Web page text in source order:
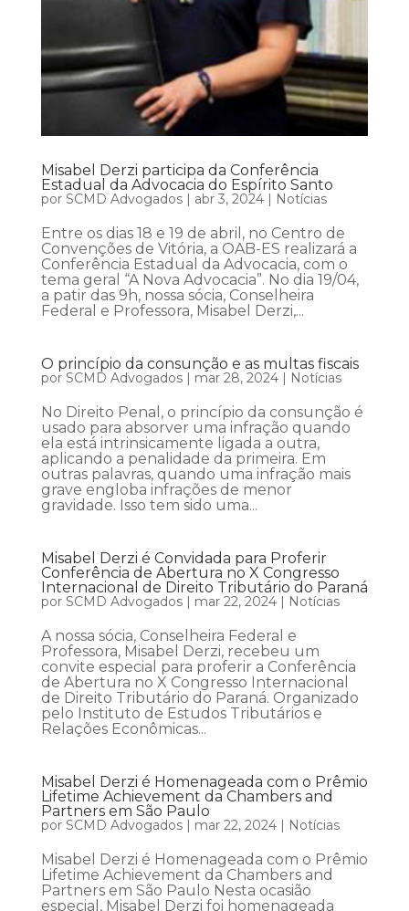
Misabel Derzi participa da Conferência
Estadual da Advocacia do Espírito Santo
por SCMD Advogados| abr 3, 2024| Notícias
Entre os dias 18 e 19 de abril, no Centro de
Convenções de Vitória, a OAB-ES realizará a
Conferência Estadual da Advocacia, com o
tema geral “A Nova Advocacia”. No dia 19/04,
a patir das 9h, nossa sócia, Conselheira
Federal e Professora, Misabel Derzi,...
O princípio da consunção e as multas fiscais
por SCMD Advogados| mar 28, 2024| Notícias
No Direito Penal, o princípio da consunção é
usado para absorver uma infração quando
ela está intrinsicamente ligada a outra,
aplicando a penalidade da primeira. Em
outras palavras, quando uma infração mais
grave engloba infrações de menor
gravidade. Isso tem sido uma...
Misabel Derzi é Convidada para Proferir
Conferência de Abertura no X Congresso
Internacional de Direito Tributário do Paraná
por SCMD Advogados| mar 22, 2024| Notícias
A nossa sócia, Conselheira Federal e
Professora, Misabel Derzi, recebeu um
convite especial para proferir a Conferência
de Abertura no X Congresso Internacional
de Direito Tributário do Paraná. Organizado
pelo Instituto de Estudos Tributários e
Relações Econômicas...
Misabel Derzi é Homenageada com o Prêmio
Lifetime Achievement da Chambers and
Partners em São Paulo
por SCMD Advogados| mar 22, 2024| Notícias
Misabel Derzi é Homenageada com o Prêmio
Lifetime Achievement da Chambers and
Partners em São Paulo Nesta ocasião
especial, Misabel Derzi foi homenageada